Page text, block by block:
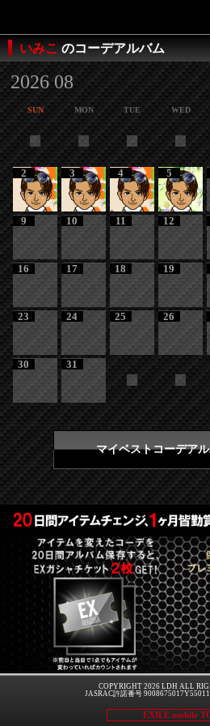
いみこ のコーデアルバム
2026 08
SUN MON TUE WED
2 3 4 5
9 10 11 12
16 17 18 19
23 24 25 26
30 31
マイベストコーデア
COPYRIGHT 2026 LDH ALL
JASRAC許諾番号
EXILE mobile